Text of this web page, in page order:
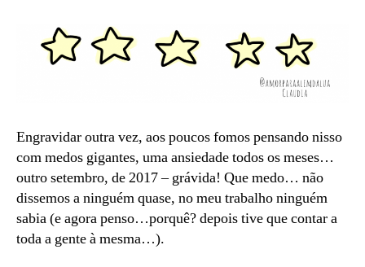
Engravidar outra vez, aos poucos fomos pensando nisso
com medos gigantes, uma ansiedade todos os meses…
outro setembro, de 2017 – grávida! Que medo… não
dissemos a ninguém quase, no meu trabalho ninguém
sabia (e agora penso…porquê? depois tive que contar a
toda a gente à mesma…).